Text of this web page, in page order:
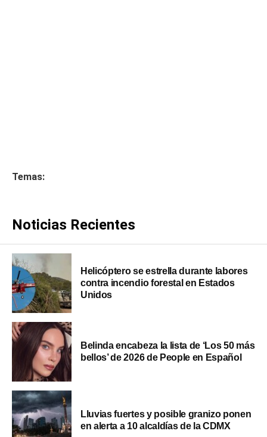
Temas:
Noticias Recientes
Helicóptero se estrella durante labores
contra incendio forestal en Estados
Unidos
Belinda encabeza la lista de ‘Los 50 más
bellos’ de 2026 de People en Español
Lluvias fuertes y posible granizo ponen
en alerta a 10 alcaldías de la CDMX